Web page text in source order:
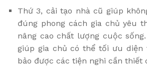
Thứ 3, cải tạo nhà cũ giúp
đúng phong cách gia chủ yêu
nâng cao chất lượng cuộc
giúp gia chủ có thể tối ưu diện
bảo được các tiện nghi cần thiết